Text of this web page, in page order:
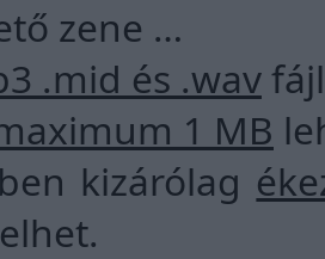
zene …
.mid és .wav
1 MB
kizárólag